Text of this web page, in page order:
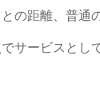
の距離、普通
サービスとし